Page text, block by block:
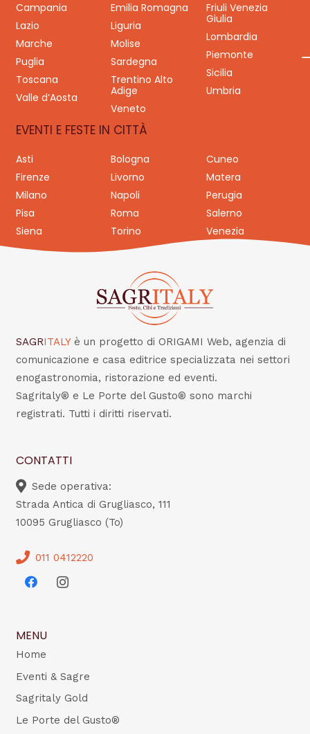
Campania
Emilia Romagna
Friuli Venezia
Giulia
Lazio
Liguria
Lombardia
Marche
Molise
Piemonte
Puglia
Sardegna
Sicilia
Toscana
Trentino Alto
Adige
Umbria
Valle d’Aosta
Veneto
EVENTI E FESTE IN CITTÀ
Asti Bologna
Cuneo
Firenze
Livorno
Matera
Milano
Napoli
Perugia
Pisa
Roma
Salerno
Siena
Torino Venezia
SAGRITALY è un progetto di ORIGAMI Web, agenzia di
comunicazione e casa editrice specializzata nei settori
enogastronomia, ristorazione ed eventi.
Sagritaly® e Le Porte del Gusto® sono marchi
registrati. Tutti i diritti riservati.
CONTATTI
Sede operativa:
Strada Antica di Grugliasco, 111
10095 Grugliasco (To)
011 0412220
MENU
Home
Eventi & Sagre
Sagritaly Gold
Le Porte del Gusto®